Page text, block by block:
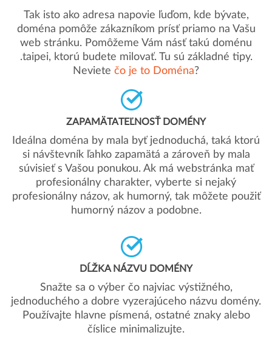
Tak isto ako adresa napovie ľuďom, kde bývate,
doména pomôže zákazníkom prísť priamo na Vašu
web stránku. Pomôžeme Vám násť takú doménu
.taipei, ktorú budete milovať. Tu sú základné tipy.
Neviete čo je to Doména?
ZAPAMÄTATEĽNOSŤ DOMÉNY
Ideálna doména by mala byť jednoduchá, taká ktorú
si návštevník ľahko zapamätá a zároveň by mala
súvisieť s Vašou ponukou. Ak má webstránka mať
profesionálny charakter, vyberte si nejaký
profesionálny názov, ak humorný, tak môžete použiť
humorný názov a podobne.
DĹŽKA NÁZVU DOMÉNY
Snažte sa o výber čo najviac výstižného,
jednoduchého a dobre vyzerajúceho názvu domény.
Používajte hlavne písmená, ostatné znaky alebo
číslice minimalizujte.